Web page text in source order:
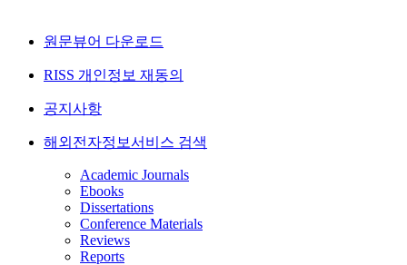
원문뷰어 다운로드
RISS 개인정보 재동의
공지사항
해외전자정보서비스 검색
Academic Journals
Ebooks
Dissertations
Conference Materials
Reviews
Reports